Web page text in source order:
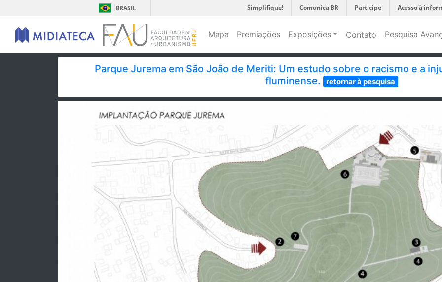
BRASIL Simplifique! Comunica BR Participe Acesso à
Mapa Premiações Exposições Contato Pesquisa
Parque Jurema em São João de Meriti: Um estudo sobre o racismo e a
fluminense.
retornar à pesquisa